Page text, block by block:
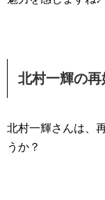
北村一輝の再
北村一輝さんは、
うか？